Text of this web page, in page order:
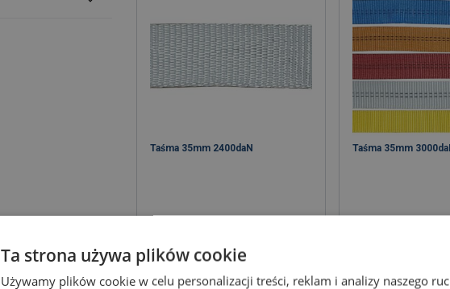
Taśma 35mm 2400daN Taśma 35mm
Ta strona używa plików cookie
Używamy plików cookie w celu personalizacji treści, reklam i analizy naszego